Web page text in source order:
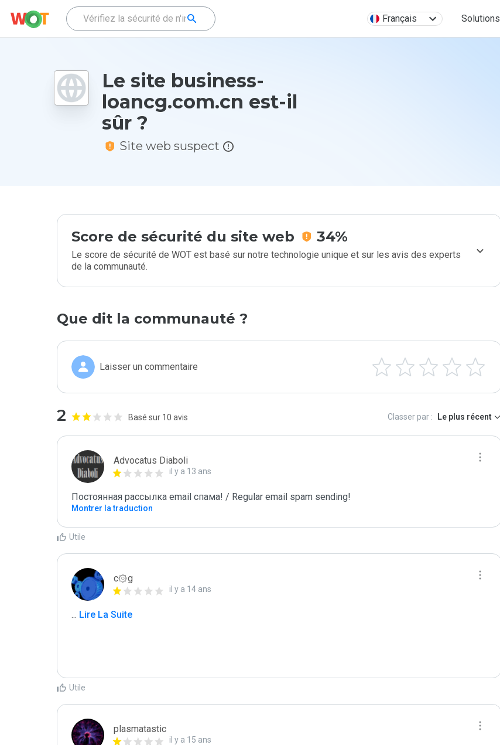
Français Solutions
Le site business-
loancg.com.cn est-il
sûr ?
Site web suspect
Score de sécurité du site web 34%
Le score de sécurité de WOT est basé sur notre technologie unique et sur les avis des experts
de la communauté.
Que dit la communauté ?
Laisser un commentaire
2 Basé sur 10 avis Classer par : Le plus récent
Advocatus Diaboli
il y a 13 ans
Постоянная рассылка email спама! / Regular email spam sending!
Montrer la traduction
Utile
c۞g
il y a 14 ans
... Lire La Suite
Utile
plasmatastic
il y a 15 ans